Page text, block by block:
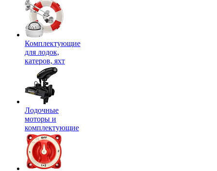
Комплектующие
для лодок,
катеров, яхт
Лодочные
моторы и
комплектующие